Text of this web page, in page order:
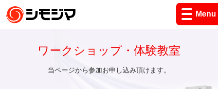
Menu
ワークショップ・体験教室
当ページから参加お申し込み頂けます。